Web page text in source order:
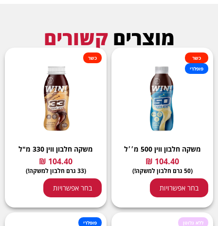
מוצרים קשורים
כשר
פופלרי
משקה חלבון ווין 500 מ׳׳ל
(50 גרם חלבון למשקה!)
בחר אפשרויות
כשר
משקה חלבון ווין 330 מ"ל
(33 גרם חלבון למשקה!)
בחר אפשרויות
ללא גלוטן פופלרי